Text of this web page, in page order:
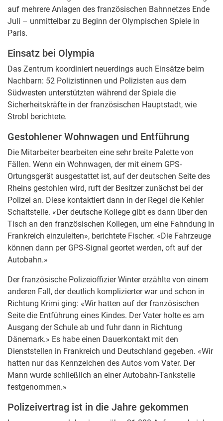
auf mehrere Anlagen des französischen Bahnnetzes Ende
Juli – unmittelbar zu Beginn der Olympischen Spiele in
Paris.
Einsatz bei Olympia
Das Zentrum koordiniert neuerdings auch Einsätze beim
Nachbarn: 52 Polizistinnen und Polizisten aus dem
Südwesten unterstützten während der Spiele die
Sicherheitskräfte in der französischen Hauptstadt, wie
Strobl berichtete.
Gestohlener Wohnwagen und Entführung
Die Mitarbeiter bearbeiten eine sehr breite Palette von
Fällen. Wenn ein Wohnwagen, der mit einem GPS-
Ortungsgerät ausgestattet ist, auf der deutschen Seite des
Rheins gestohlen wird, ruft der Besitzer zunächst bei der
Polizei an. Diese kontaktiert dann in der Regel die Kehler
Schaltstelle. «Der deutsche Kollege gibt es dann über den
Tisch an den französischen Kollegen, um eine Fahndung in
Frankreich einzuleiten», berichtete Fischer. «Die Fahrzeuge
können dann per GPS-Signal geortet werden, oft auf der
Autobahn.»
Der französische Polizeioffizier Winter erzählte von einem
anderen Fall, der deutlich komplizierter war und schon in
Richtung Krimi ging: «Wir hatten auf der französischen
Seite die Entführung eines Kindes. Der Vater holte es am
Ausgang der Schule ab und fuhr dann in Richtung
Dänemark.» Es habe einen Dauerkontakt mit den
Dienststellen in Frankreich und Deutschland gegeben. «Wir
hatten nur das Kennzeichen des Autos vom Vater. Der
Mann wurde schließlich an einer Autobahn-Tankstelle
festgenommen.»
Polizeivertrag ist in die Jahre gekommen